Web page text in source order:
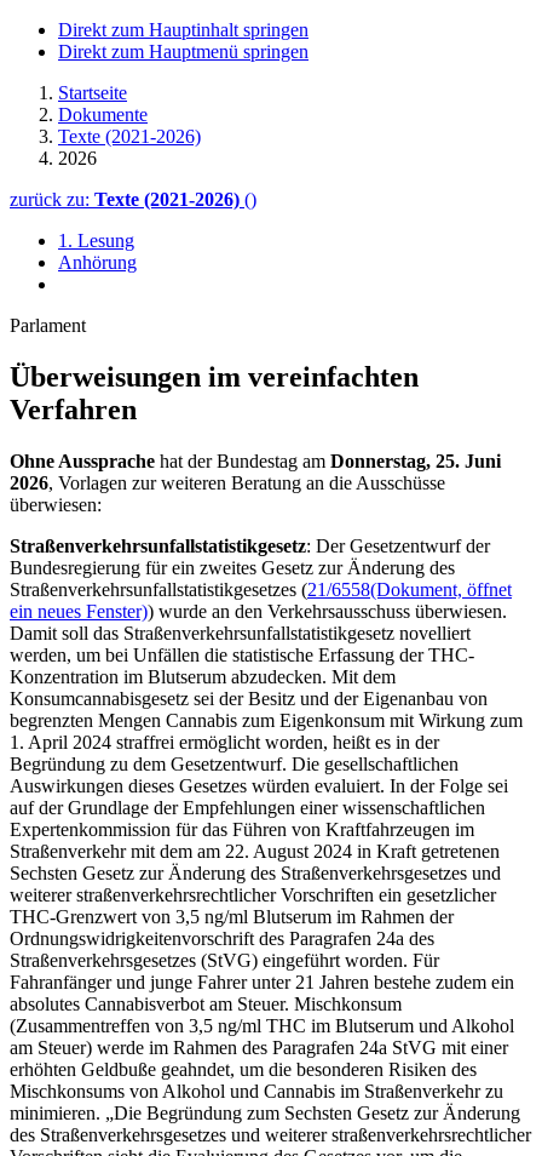
Direkt zum Hauptinhalt springen
Direkt zum Hauptmenü springen
Startseite
Dokumente
Texte (2021-2026)
2026
zurück zu: Texte (2021-2026) ()
1. Lesung
Anhörung
Parlament
Überweisungen im vereinfachten
Verfahren
Ohne Aussprache hat der Bundestag am Donnerstag, 25. Juni
2026, Vorlagen zur weiteren Beratung an die Ausschüsse
überwiesen:
Straßenverkehrsunfallstatistikgesetz: Der Gesetzentwurf der
Bundesregierung für ein zweites Gesetz zur Änderung des
Straßenverkehrsunfallstatistikgesetzes (21/6558(Dokument, öffnet
ein neues Fenster)) wurde an den Verkehrsausschuss überwiesen.
Damit soll das Straßenverkehrsunfallstatistikgesetz novelliert
werden, um bei Unfällen die statistische Erfassung der THC-
Konzentration im Blutserum abzudecken. Mit dem
Konsumcannabisgesetz sei der Besitz und der Eigenanbau von
begrenzten Mengen Cannabis zum Eigenkonsum mit Wirkung zum
1. April 2024 straffrei ermöglicht worden, heißt es in der
Begründung zu dem Gesetzentwurf. Die gesellschaftlichen
Auswirkungen dieses Gesetzes würden evaluiert. In der Folge sei
auf der Grundlage der Empfehlungen einer wissenschaftlichen
Expertenkommission für das Führen von Kraftfahrzeugen im
Straßenverkehr mit dem am 22. August 2024 in Kraft getretenen
Sechsten Gesetz zur Änderung des Straßenverkehrsgesetzes und
weiterer straßenverkehrsrechtlicher Vorschriften ein gesetzlicher
THC-Grenzwert von 3,5 ng/ml Blutserum im Rahmen der
Ordnungswidrigkeitenvorschrift des Paragrafen 24a des
Straßenverkehrsgesetzes (StVG) eingeführt worden. Für
Fahranfänger und junge Fahrer unter 21 Jahren bestehe zudem ein
absolutes Cannabisverbot am Steuer. Mischkonsum
(Zusammentreffen von 3,5 ng/ml THC im Blutserum und Alkohol
am Steuer) werde im Rahmen des Paragrafen 24a StVG mit einer
erhöhten Geldbuße geahndet, um die besonderen Risiken des
Mischkonsums von Alkohol und Cannabis im Straßenverkehr zu
minimieren. „Die Begründung zum Sechsten Gesetz zur Änderung
des Straßenverkehrsgesetzes und weiterer straßenverkehrsrechtlicher